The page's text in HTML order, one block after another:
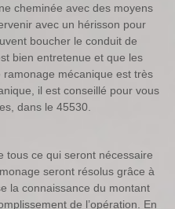
cheminée avec des moyens
avec un hérisson pour
boucher le conduit de
bien entretenue et que les
mécanique est très
il est conseillé pour vous
dans le 45530.
tous ce qui seront nécessaire
seront résolus grâce à
la connaissance du montant
de l’opération. En